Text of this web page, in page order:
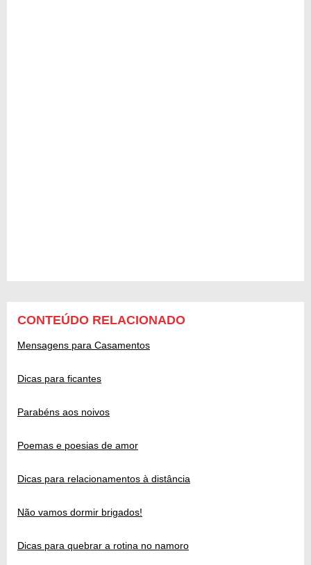
CONTEÚDO RELACIONADO
Mensagens para Casamentos
Dicas para ficantes
Parabéns aos noivos
Poemas e poesias de amor
Dicas para relacionamentos à distância
Não vamos dormir brigados!
Dicas para quebrar a rotina no namoro